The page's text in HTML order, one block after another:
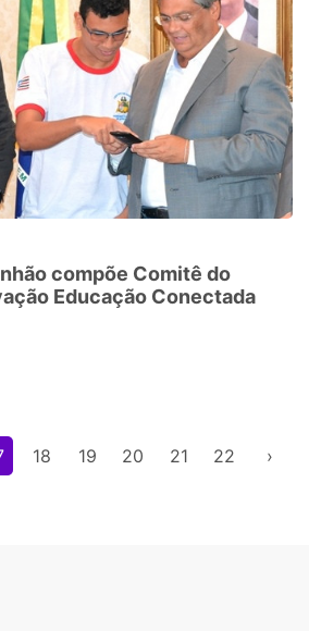
compõe Comitê do
Educação Conectada
18 19 20 21 22 ›